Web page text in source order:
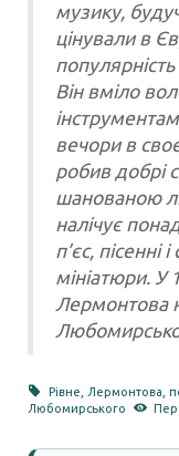
музику,
цінували в
Він вміло
вечори в
робив добрі
шанованою
налічує
п’єс, пісенні
мініатюри. У
Лермонтова
Рівне Лермонтова ,
Любомирського